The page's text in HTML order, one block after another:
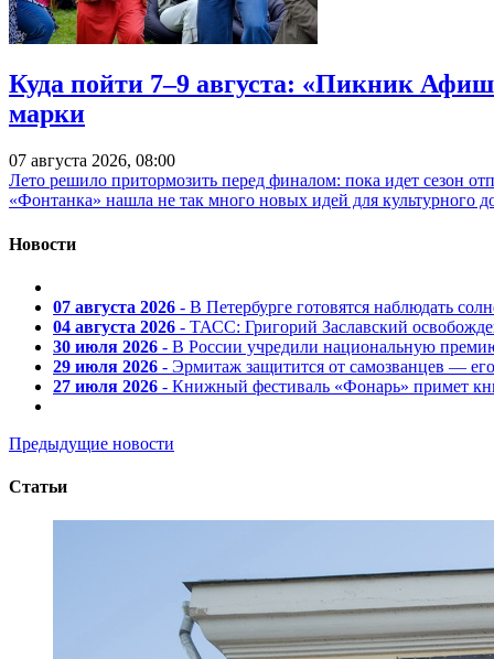
Куда пойти 7–9 августа: «Пикник
марки
07 августа 2026, 08:00
Лето решило притормозить перед финалом: пока идет сезон
«Фонтанка» нашла не так много новых идей для культурного
Новости
07 августа 2026 - В Петербурге готовятся наблюдать
04 августа 2026 - ТАСС: Григорий Заславский
30 июля 2026 - В России учредили национальную
29 июля 2026 - Эрмитаж защитится от самозванцев —
27 июля 2026 - Книжный фестиваль «Фонарь» примет
Предыдущие новости
Статьи